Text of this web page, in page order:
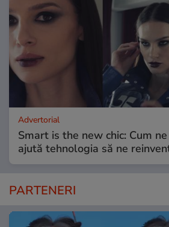
Advertorial
Smart is the new chic: Cum ne
ajută tehnologia să ne
PARTENERI